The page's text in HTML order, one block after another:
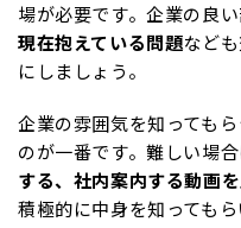
場が必要です。企業の良
現在抱えている問題など
にしましょう。
企業の雰囲気を知っても
のが一番です。難しい場合
する、社内案内する動画
積極的に中身を知ってもら